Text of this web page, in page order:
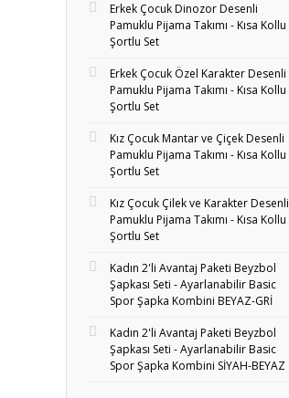
Erkek Çocuk Dinozor Desenli
Pamuklu Pijama Takımı - Kısa Kollu
Şortlu Set
Erkek Çocuk Özel Karakter Desenli
Pamuklu Pijama Takımı - Kısa Kollu
Şortlu Set
Kız Çocuk Mantar ve Çiçek Desenli
Pamuklu Pijama Takımı - Kısa Kollu
Şortlu Set
Kız Çocuk Çilek ve Karakter Desenli
Pamuklu Pijama Takımı - Kısa Kollu
Şortlu Set
Kadın 2'li Avantaj Paketi Beyzbol
Şapkası Seti - Ayarlanabilir Basic
Spor Şapka Kombini BEYAZ-GRİ
Kadın 2'li Avantaj Paketi Beyzbol
Şapkası Seti - Ayarlanabilir Basic
Spor Şapka Kombini SİYAH-BEYAZ